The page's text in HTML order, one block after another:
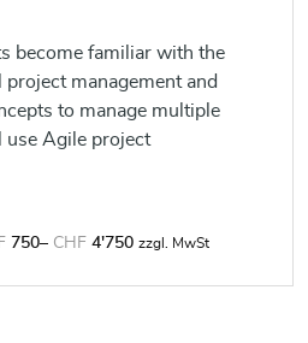
become familiar with the
management and
to manage multiple
use Agile project
750– CHF 4'750 zzgl. MwSt